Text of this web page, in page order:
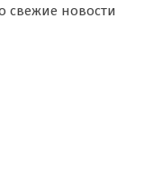
свежие новости